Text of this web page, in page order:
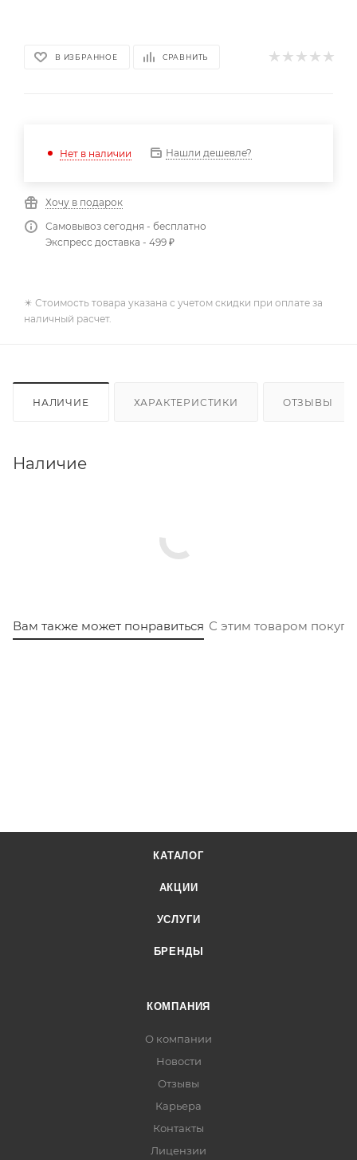
В ИЗБРАННОЕ СРАВНИТЬ
Нет в наличии Нашли дешевле?
Хочу в подарок
Самовывоз сегодня - бесплатно
Экспресс доставка - 499 ₽
✴️ Стоимость товара указана с учетом скидки при оплате за
наличный расчет.
НАЛИЧИЕ ХАРАКТЕРИСТИКИ ОТЗЫВЫ
Наличие
Вам также может понравиться С этим товаром
КАТАЛОГ
АКЦИИ
УСЛУГИ
БРЕНДЫ
КОМПАНИЯ
О компании
Новости
Отзывы
Карьера
Контакты
Лицензии